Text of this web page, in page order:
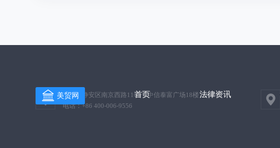
美贸网 首页 法律资讯
上海市静安区南京西路1168号中信泰富广场18楼 200041
电话：+86 400-006-9556